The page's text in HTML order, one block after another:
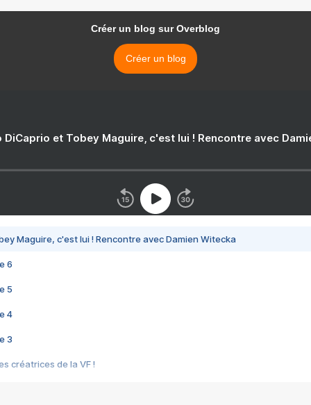
Créer un blog sur Overblog
Créer un blog
DiCaprio et Tobey Maguire, c'est lui ! Rencontre avec
Maguire, c'est lui ! Rencontre avec Damien Witecka
6
5
4
3
créatrices de la VF !